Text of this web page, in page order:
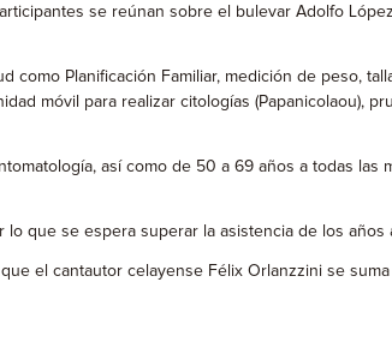
se reúnan sobre el bulevar Adolfo
Planificación Familiar, medición de peso,
móvil para realizar citologías (Papanicolaou),
así como de 50 a 69 años a todas las
lo que se espera superar la asistencia de los años
el cantautor celayense Félix Orlanzzini se